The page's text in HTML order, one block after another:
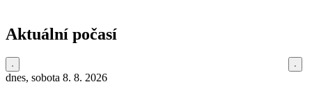
Aktuální počasí
dnes, sobota 8. 8. 2026